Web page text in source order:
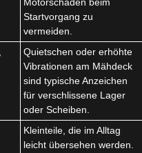
Startvorgang zu
vermeiden.
Quietschen oder erhöhte
Vibrationen am Mähdeck
sind typische Anzeichen
für verschlissene Lager
oder Scheiben.
Kleinteile, die im Alltag
leicht übersehen werden.